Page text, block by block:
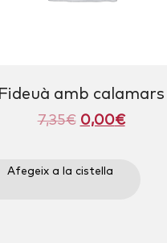
Fideuà amb calamars
7,35€ El
0,00€El
Afegeix a la cistella